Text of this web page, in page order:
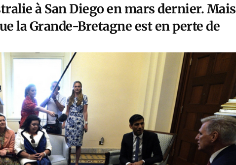
à San Diego en mars dernier. Mais
la Grande-Bretagne est en perte de